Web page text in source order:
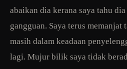
abaikan dia kerana saya tahu
gangguan. Saya terus
masih dalam keadaan
lagi. Mujur bilik saya tidak